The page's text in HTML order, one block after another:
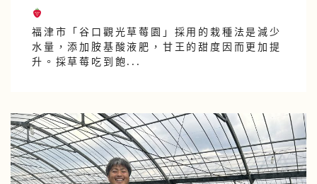
福津市「谷口觀光草莓園」採用的栽種法是減少
水量，添加胺基酸液肥，甘王的甜度因而更加提
升。採草莓吃到飽...